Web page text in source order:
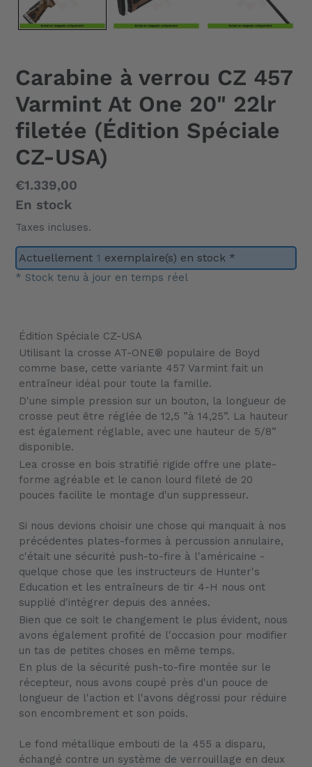
Carabine à verrou CZ 457
Varmint At One 20" 22lr
filetée (Édition Spéciale
CZ-USA)
Prix
normal
€1.339,00
En stock
Taxes incluses.
Actuellement 1 exemplaire(s) en stock *
* Stock tenu à jour en temps réel
d'un
à
votre
panier
Édition Spéciale CZ-USA
Utilisant la crosse AT-ONE® populaire de Boyd
comme base, cette variante 457 Varmint fait un
entraîneur idéal pour toute la famille.
D'une simple pression sur un bouton, la longueur de
crosse peut être réglée de 12,5 ”à 14,25”. La hauteur
est également réglable, avec une hauteur de 5/8”
disponible.
Lea crosse en bois stratifié rigide offre une plate-
forme agréable et le canon lourd fileté de 20
pouces facilite le montage d'un suppresseur.
Si nous devions choisir une chose qui manquait à nos
précédentes plates-formes à percussion annulaire,
c'était une sécurité push-to-fire à l'américaine -
quelque chose que les instructeurs de Hunter's
Education et les entraîneurs de tir 4-H nous ont
supplié d'intégrer depuis des années.
Bien que ce soit le changement le plus évident, nous
avons également profité de l'occasion pour modifier
un tas de petites choses en même temps.
En plus de la sécurité push-to-fire montée sur le
récepteur, nous avons coupé près d'un pouce de
longueur de l'action et l'avons dégrossi pour réduire
son encombrement et son poids.
Le fond métallique embouti de la 455 a disparu,
échangé contre un système de verrouillage en deux